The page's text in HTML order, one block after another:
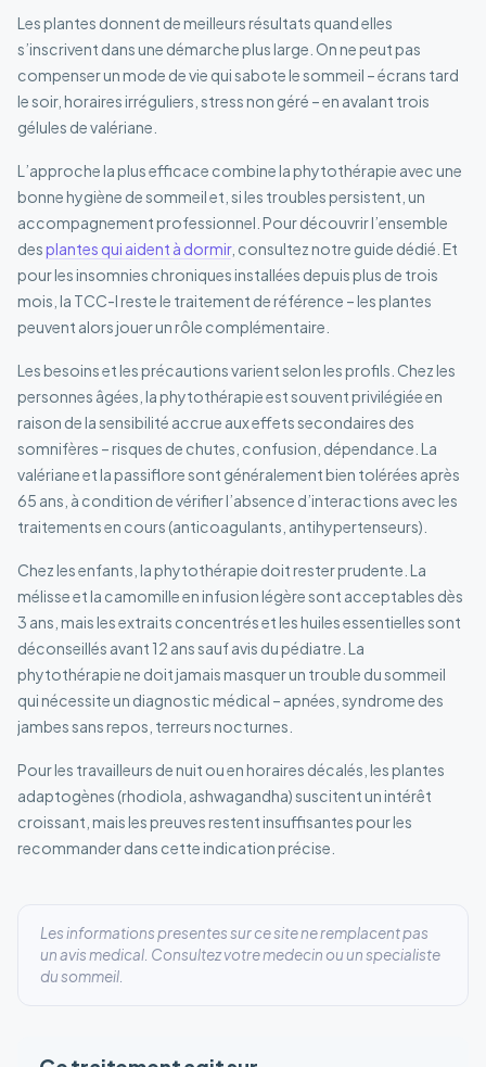
Les plantes donnent de meilleurs résultats quand elles
s’inscrivent dans une démarche plus large. On ne peut pas
compenser un mode de vie qui sabote le sommeil – écrans tard
le soir, horaires irréguliers, stress non géré – en avalant trois
gélules de valériane.
L’approche la plus efficace combine la phytothérapie avec une
bonne hygiène de sommeil et, si les troubles persistent, un
accompagnement professionnel. Pour découvrir l’ensemble
desplantes qui aident à dormir, consultez notre guide dédié. Et
pour les insomnies chroniques installées depuis plus de trois
mois, la TCC-I reste le traitement de référence – les plantes
peuvent alors jouer un rôle complémentaire.
Les besoins et les précautions varient selon les profils. Chez les
personnes âgées, la phytothérapie est souvent privilégiée en
raison de la sensibilité accrue aux effets secondaires des
somnifères – risques de chutes, confusion, dépendance. La
valériane et la passiflore sont généralement bien tolérées après
65 ans, à condition de vérifier l’absence d’interactions avec les
traitements en cours (anticoagulants, antihypertenseurs).
Chez les enfants, la phytothérapie doit rester prudente. La
mélisse et la camomille en infusion légère sont acceptables dès
3 ans, mais les extraits concentrés et les huiles essentielles sont
déconseillés avant 12 ans sauf avis du pédiatre. La
phytothérapie ne doit jamais masquer un trouble du sommeil
qui nécessite un diagnostic médical – apnées, syndrome des
jambes sans repos, terreurs nocturnes.
Pour les travailleurs de nuit ou en horaires décalés, les plantes
adaptogènes (rhodiola, ashwagandha) suscitent un intérêt
croissant, mais les preuves restent insuffisantes pour les
recommander dans cette indication précise.
Les informations presentes sur ce site ne remplacent pas
un avis medical. Consultez votre medecin ou un specialiste
du sommeil.